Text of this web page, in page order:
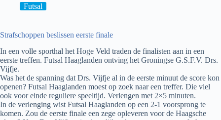
Futsal
Strafschoppen beslissen eerste finale
In een volle sporthal het Hoge Veld traden de finalisten aan in een
eerste treffen. Futsal Haaglanden ontving het Groningse G.S.F.V. Drs.
Vijfje.
Was het de spanning dat Drs. Vijfje al in de eerste minuut de score kon
openen? Futsal Haaglanden moest op zoek naar een treffer. Die viel
ook voor einde reguliere speeltijd. Verlengen met 2×5 minuten.
In de verlenging wist Futsal Haaglanden op een 2-1 voorsprong te
komen. Zou de eerste finale een zege opleveren voor de Haagsche